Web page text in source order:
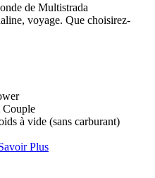
de Multistrada
voyage. Que choisirez-
Couple
à vide (sans carburant)
Plus